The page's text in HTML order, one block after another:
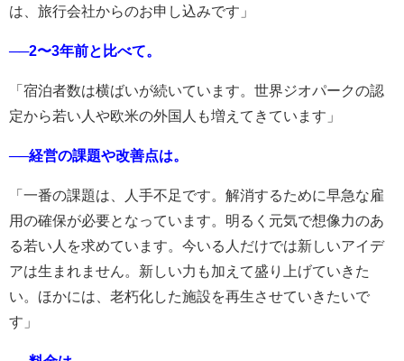
は、旅行会社からのお申し込みです」
──2〜3年前と比べて。
「宿泊者数は横ばいが続いています。世界ジオパークの認
定から若い人や欧米の外国人も増えてきています」
──経営の課題や改善点は。
「一番の課題は、人手不足です。解消するために早急な雇
用の確保が必要となっています。明るく元気で想像力のあ
る若い人を求めています。今いる人だけでは新しいアイデ
アは生まれません。新しい力も加えて盛り上げていきた
い。ほかには、老朽化した施設を再生させていきたいで
す」